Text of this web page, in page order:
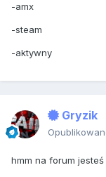
-amx
-steam
-aktywny
Gryzik
hmm na forum